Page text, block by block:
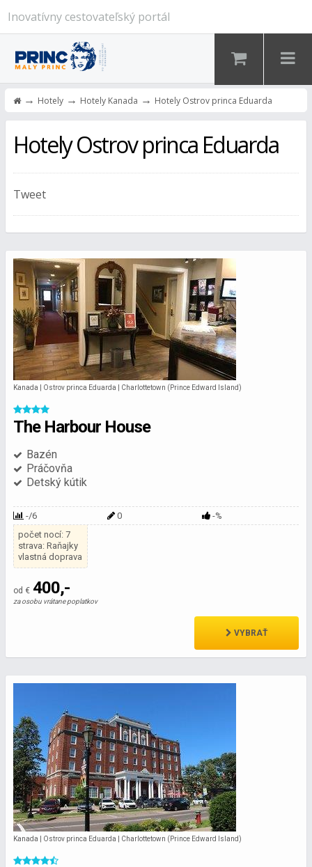
Inovatívny cestovateľský portál
→ Hotely→ Hotely Kanada → Hotely Ostrov princa Eduarda
Hotely Ostrov princa Eduarda
Tweet
Kanada | Ostrov princa Eduarda | Charlottetown (Prince Edward Island)
The Harbour House
Bazén
Práčovňa
Detský kútik
-/6 0
-%
počet nocí: 7
strava: Raňajky
vlastná doprava
od € 400,-
za osobu vrátane poplatkov
VYBRAŤ
Kanada | Ostrov princa Eduarda | Charlottetown (Prince Edward Island)